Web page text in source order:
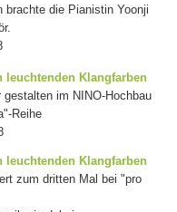
brachte die Pianistin Yoonji
leuchtenden Klangfarben
im NINO-Hochbau
Reihe
leuchtenden Klangfarben
zum dritten Mal bei "pro